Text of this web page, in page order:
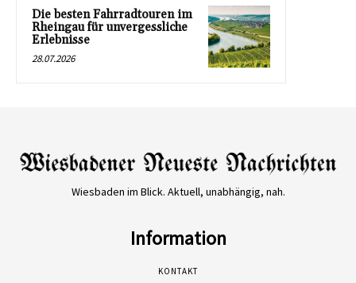
Die besten Fahrradtouren im
Rheingau für unvergessliche
Erlebnisse
28.07.2026
Wiesbaden im Blick. Aktuell, unabhängig, nah.
Information
KONTAKT